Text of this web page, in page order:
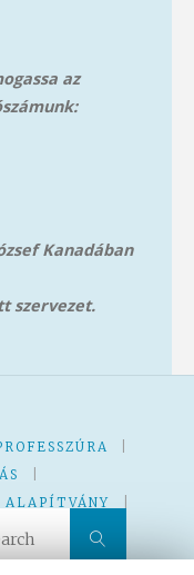
az
Kanadában
szervezet.
ALAPÍTVÁNY
Search